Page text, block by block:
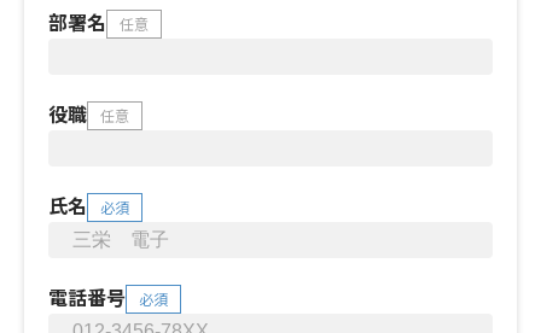
部署名 任意
役職 任意
氏名 必須
電話番号 必須